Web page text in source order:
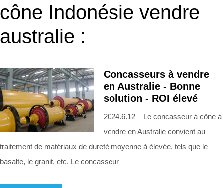
cône Indonésie vendre
australie :
Concasseurs à vendre
en Australie - Bonne
solution - ROI élevé
2024.6.12 Le concasseur à cône à
vendre en Australie convient au
traitement de matériaux de dureté moyenne à élevée, tels que le
basalte, le granit, etc. Le concasseur